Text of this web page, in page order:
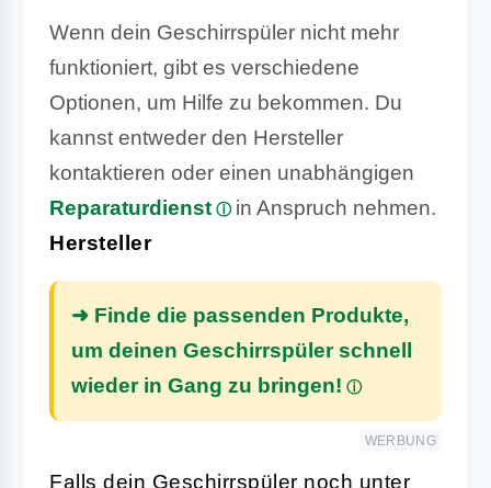
Wenn dein Geschirrspüler nicht mehr
funktioniert, gibt es verschiedene
Optionen, um Hilfe zu bekommen. Du
kannst entweder den Hersteller
kontaktieren oder einen unabhängigen
Reparaturdienst
in Anspruch nehmen.
Hersteller
➜ Finde die passenden Produkte,
um deinen Geschirrspüler schnell
wieder in Gang zu bringen!
WERBUNG
Falls dein Geschirrspüler noch unter